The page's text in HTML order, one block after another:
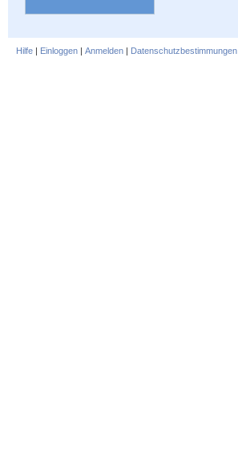
Hilfe | Einloggen | Anmelden | Datenschutzbestimmungen